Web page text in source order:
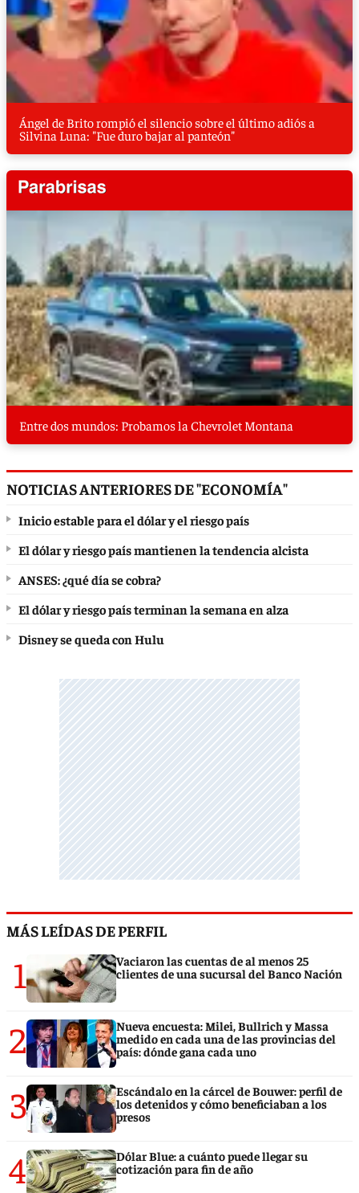
Ángel de Brito rompió el silencio sobre el último adiós a
Silvina Luna: "Fue duro bajar al panteón"
Entre dos mundos: Probamos la Chevrolet Montana
NOTICIAS ANTERIORES DE "ECONOMÍA"
Inicio estable para el dólar y el riesgo país
El dólar y riesgo país mantienen la tendencia alcista
ANSES: ¿qué día se cobra?
El dólar y riesgo país terminan la semana en alza
Disney se queda con Hulu
MÁS LEÍDAS DE PERFIL
1
Vaciaron las cuentas de al menos 25
clientes de una sucursal del Banco Nación
2
Nueva encuesta: Milei, Bullrich y Massa
medido en cada una de las provincias del
país: dónde gana cada uno
3
Escándalo en la cárcel de Bouwer: perfil de
los detenidos y cómo beneficiaban a los
presos
4
Dólar Blue: a cuánto puede llegar su
cotización para fin de año